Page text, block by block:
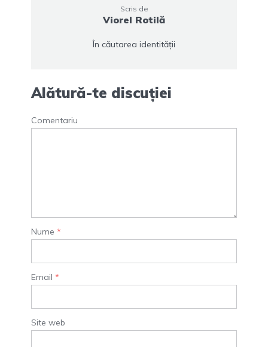
Scris de
Viorel Rotilă
În căutarea identității
Alătură-te discuției
Comentariu
Nume *
Email *
Site web